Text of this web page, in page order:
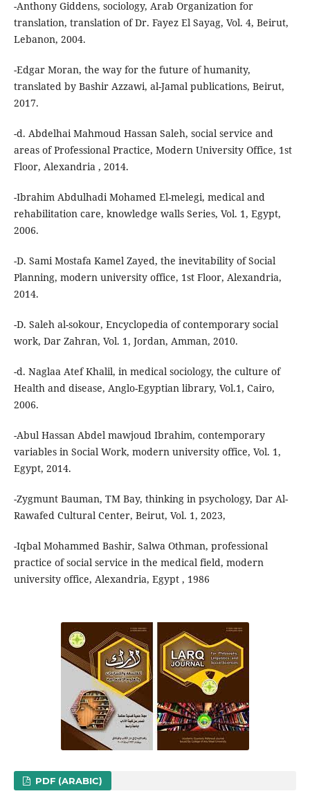
-Anthony Giddens, sociology, Arab Organization for
translation, translation of Dr. Fayez El Sayag, Vol. 4, Beirut,
Lebanon, 2004.
-Edgar Moran, the way for the future of humanity,
translated by Bashir Azzawi, al-Jamal publications, Beirut,
2017.
-d. Abdelhai Mahmoud Hassan Saleh, social service and
areas of Professional Practice, Modern University Office, 1st
Floor, Alexandria , 2014.
-Ibrahim Abdulhadi Mohamed El-melegi, medical and
rehabilitation care, knowledge walls Series, Vol. 1, Egypt,
2006.
-D. Sami Mostafa Kamel Zayed, the inevitability of Social
Planning, modern university office, 1st Floor, Alexandria,
2014.
-D. Saleh al-sokour, Encyclopedia of contemporary social
work, Dar Zahran, Vol. 1, Jordan, Amman, 2010.
-d. Naglaa Atef Khalil, in medical sociology, the culture of
Health and disease, Anglo-Egyptian library, Vol.1, Cairo,
2006.
-Abul Hassan Abdel mawjoud Ibrahim, contemporary
variables in Social Work, modern university office, Vol. 1,
Egypt, 2014.
-Zygmunt Bauman, TM Bay, thinking in psychology, Dar Al-
Rawafed Cultural Center, Beirut, Vol. 1, 2023,
-Iqbal Mohammed Bashir, Salwa Othman, professional
practice of social service in the medical field, modern
university office, Alexandria, Egypt , 1986
PDF (ARABIC)